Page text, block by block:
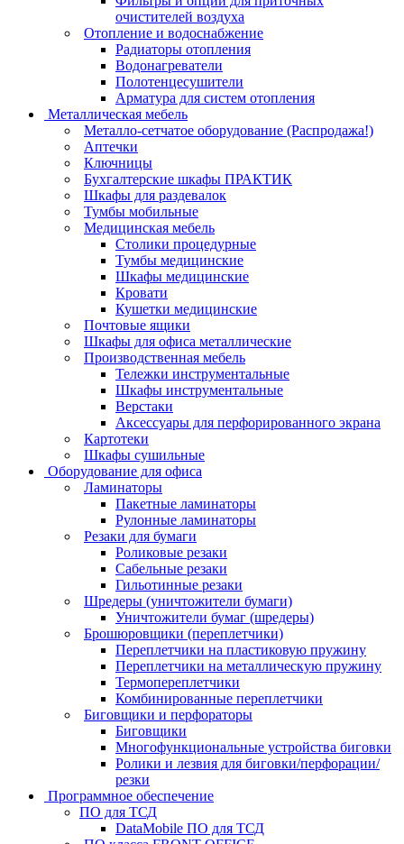
очистителей воздуха
Отопление и водоснабжение
Радиаторы отопления
Водонагреватели
Полотенцесушители
Арматура для систем отопления
Металлическая мебель
Металло-сетчатое оборудование (Распродажа!)
Аптечки
Ключницы
Бухгалтерские шкафы ПРАКТИК
Шкафы для раздевалок
Тумбы мобильные
Медицинская мебель
Столики процедурные
Тумбы медицинские
Шкафы медицинские
Кровати
Кушетки медицинские
Почтовые ящики
Шкафы для офиса металлические
Производственная мебель
Тележки инструментальные
Шкафы инструментальные
Верстаки
Аксессуары для перфорированного экрана
Картотеки
Шкафы сушильные
Оборудование для офиса
Ламинаторы
Пакетные ламинаторы
Рулонные ламинаторы
Резаки для бумаги
Роликовые резаки
Сабельные резаки
Гильотинные резаки
Шредеры (уничтожители бумаги)
Уничтожители бумаг (шредеры)
Брошюровщики (переплетчики)
Переплетчики на пластиковую пружину
Переплетчики на металлическую пружину
Термопереплетчики
Комбинированные переплетчики
Биговщики и перфораторы
Биговщики
Многофункциональные устройства биговки
Ролики и лезвия для биговки/перфорации/
резки
Программное обеспечение
ПО для ТСД
DataMobile ПО для ТСД